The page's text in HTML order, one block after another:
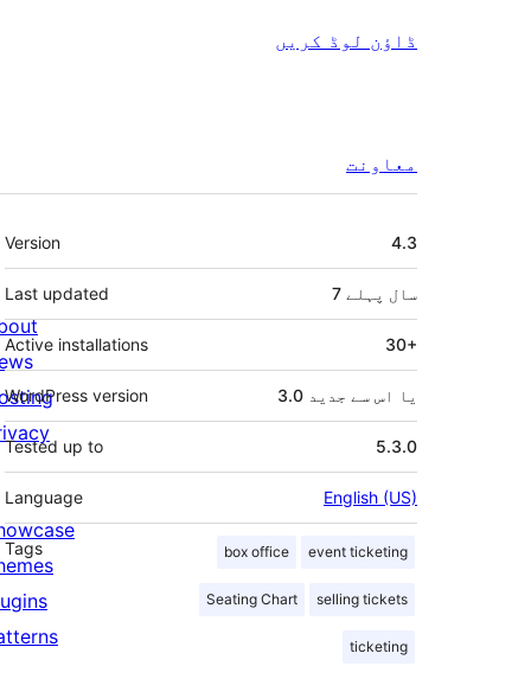
ڈاؤن لوڈ کریں
معاونت
میٹا
Version 4.3
Last updated 7 سال پہلے
Active installations 30+
WordPress version 3.0 یا اس سے جدید
Tested up to 5.3.0
Language English (US)
Tags box office event ticketing
Seating Chart selling tickets
ticketing